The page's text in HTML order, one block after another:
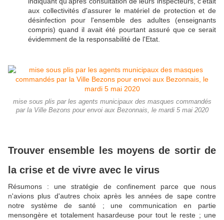
aux collectivités d'assurer le matériel de protection et de
désinfection pour l'ensemble des adultes (enseignants
compris) quand il avait été pourtant assuré que ce serait
évidemment de la responsabilité de l'Etat.
mise sous plis par les agents municipaux des masques commandés
par la Ville Bezons pour envoi aux Bezonnais, le mardi 5 mai 2020
Trouver ensemble les moyens de sortir de
la crise et de vivre avec le virus
Résumons : une stratégie de confinement parce que nous
n'avions plus d'autres choix après les années de sape contre
notre système de santé ; une communication en partie
mensongère et totalement hasardeuse pour tout le reste ; une